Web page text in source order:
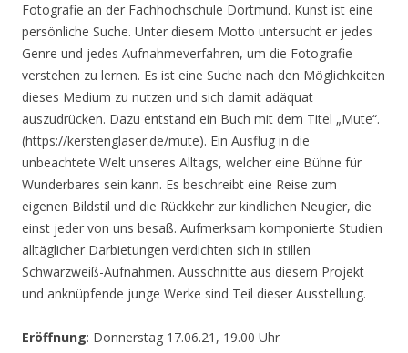
Fotografie an der Fachhochschule Dortmund. Kunst ist eine
persönliche Suche. Unter diesem Motto untersucht er jedes
Genre und jedes Aufnahmeverfahren, um die Fotografie
verstehen zu lernen. Es ist eine Suche nach den Möglichkeiten
dieses Medium zu nutzen und sich damit adäquat
auszudrücken. Dazu entstand ein Buch mit dem Titel „Mute“.
(https://kerstenglaser.de/mute). Ein Ausflug in die
unbeachtete Welt unseres Alltags, welcher eine Bühne für
Wunderbares sein kann. Es beschreibt eine Reise zum
eigenen Bildstil und die Rückkehr zur kindlichen Neugier, die
einst jeder von uns besaß. Aufmerksam komponierte Studien
alltäglicher Darbietungen verdichten sich in stillen
Schwarzweiß-Aufnahmen. Ausschnitte aus diesem Projekt
und anknüpfende junge Werke sind Teil dieser Ausstellung.
Eröffnung: Donnerstag 17.06.21, 19.00 Uhr